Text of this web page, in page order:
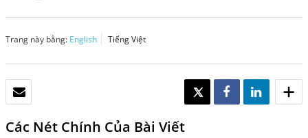
Trang này bằng: English Tiếng Việt
TWEET SHARE SHARE
Các Nét Chính Của Bài Viết